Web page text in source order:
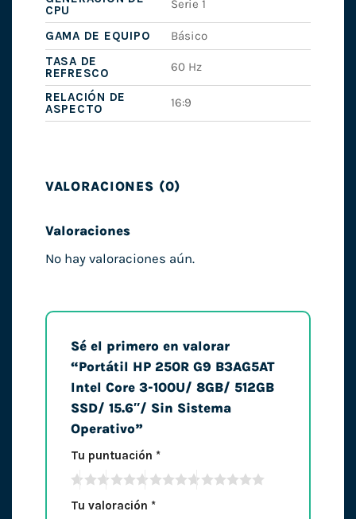
CPU
Serie 1
GAMA DE EQUIPO
Básico
TASA DE
REFRESCO
60 Hz
RELACIÓN DE
ASPECTO
16:9
VALORACIONES (0)
Valoraciones
No hay valoraciones aún.
Sé el primero en valorar
“Portátil HP 250R G9 B3AG5AT
Intel Core 3-100U/ 8GB/ 512GB
SSD/ 15.6″/ Sin Sistema
Operativo”
Tu puntuación *
Tu valoración *